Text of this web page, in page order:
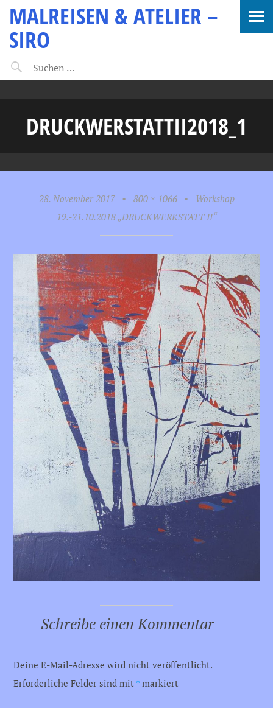
MALREISEN & ATELIER –
SIRO
DRUCKWERSTATTII2018_1
28. November 2017 • 800 × 1066 •
Workshop
19.-21.10.2018 „DRUCKWERKSTATT II“
Schreibe einen Kommentar
Deine E-Mail-Adresse wird nicht veröffentlicht.
Erforderliche Felder sind mit * markiert